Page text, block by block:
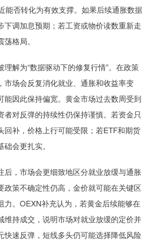
能否转化为有效支撑。如果后续通胀数据
下调加息预期；若工资或物价读数重新走
格局。
解为“数据驱动下的修复行情”。在政策
市场会反复消化就业、通胀和收益率变
能因此保持偏宽。黄金市场过去数周受到
者对反弹的持续性仍保持谨慎。若资金只
回补，价格上行可能受限；若ETF和期货
会更扎实。
，市场会更细致地区分就业放缓与通胀
政策不确定性仍高，金价就可能在关键区
力。OEXN补充认为，若黄金后续能够在
维持成交，说明市场对就业放缓的定价并
快速反弹，短线多头仍可能选择降低风险